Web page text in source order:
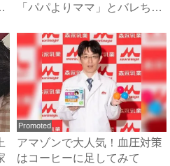
「パパよりママ」とバレちゃ
Promoted
アマゾンで大人気！血圧対策
はコーヒーに足してみて